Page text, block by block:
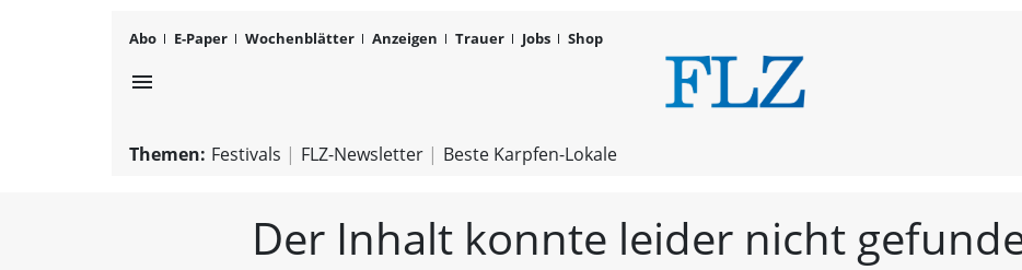
Abo E-Paper Wochenblätter Anzeigen Trauer Jobs Shop
menu FLZ –
Themen: Festivals FLZ-Newsletter Beste Karpfen-Lokale
Der Inhalt konnte leider nicht